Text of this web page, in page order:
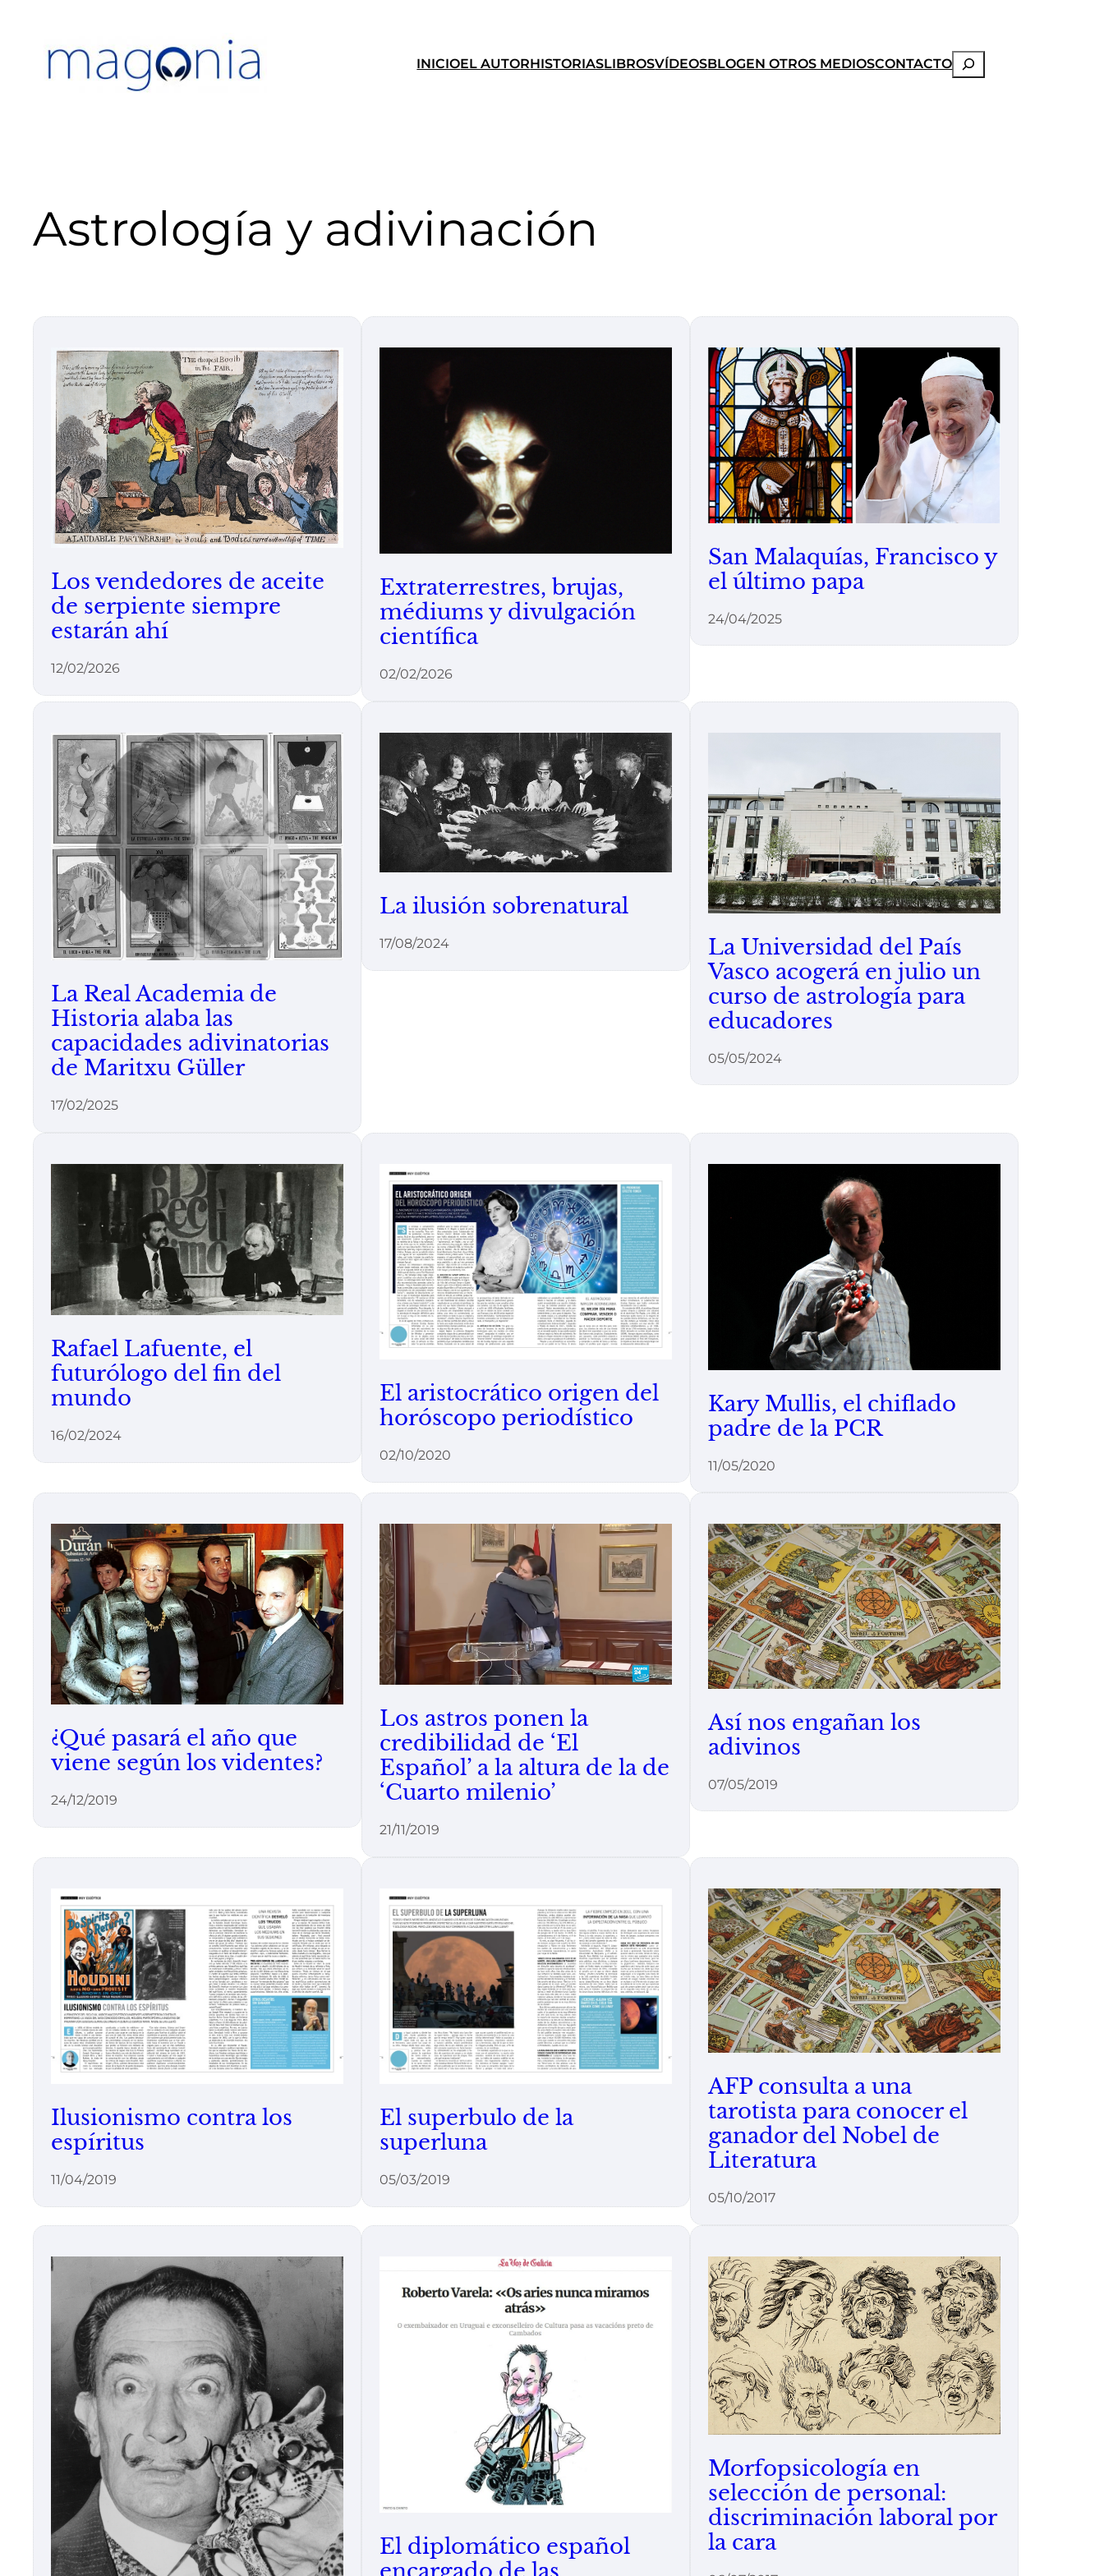
contenido
INICIOEL AUTORHISTORIASLIBROSVÍDEOSBLOGEN OTROS MEDIOSCONTACTOBuscar
Astrología y adivinación
Los vendedores de aceite
de serpiente siempre
estarán ahí
12/02/2026
Extraterrestres, brujas,
médiums y divulgación
científica
02/02/2026
San Malaquías, Francisco y
el último papa
24/04/2025
La Real Academia de
Historia alaba las
capacidades adivinatorias
de Maritxu Güller
17/02/2025
La ilusión sobrenatural
17/08/2024
La Universidad del País
Vasco acogerá en julio un
curso de astrología para
educadores
05/05/2024
Rafael Lafuente, el
futurólogo del fin del
mundo
16/02/2024
El aristocrático origen del
horóscopo periodístico
02/10/2020
Kary Mullis, el chiflado
padre de la PCR
11/05/2020
¿Qué pasará el año que
viene según los videntes?
24/12/2019
Los astros ponen la
credibilidad de ‘El
Español’ a la altura de la de
‘Cuarto milenio’
21/11/2019
Así nos engañan los
adivinos
07/05/2019
Ilusionismo contra los
espíritus
11/04/2019
El superbulo de la
superluna
05/03/2019
AFP consulta a una
tarotista para conocer el
ganador del Nobel de
Literatura
05/10/2017
El diplomático español
Morfopsicología en
selección de personal:
discriminación laboral por
la cara